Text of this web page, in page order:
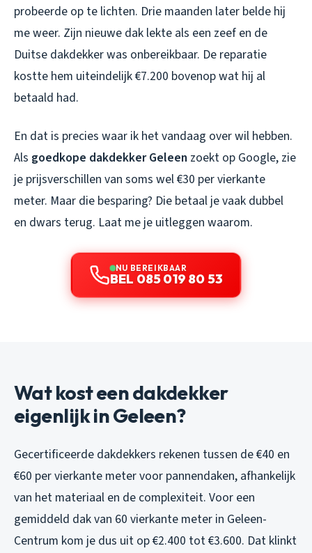
probeerde op te lichten. Drie maanden later belde hij
me weer. Zijn nieuwe dak lekte als een zeef en de
Duitse dakdekker was onbereikbaar. De reparatie
kostte hem uiteindelijk €7.200 bovenop wat hij al
betaald had.
En dat is precies waar ik het vandaag over wil hebben.
Als goedkope dakdekker Geleen zoekt op Google, zie
je prijsverschillen van soms wel €30 per vierkante
meter. Maar die besparing? Die betaal je vaak dubbel
en dwars terug. Laat me je uitleggen waarom.
NU BEREIKBAAR
BEL 085 019 80 53
Wat kost een dakdekker
eigenlijk in Geleen?
Gecertificeerde dakdekkers rekenen tussen de €40 en
€60 per vierkante meter voor pannendaken, afhankelijk
van het materiaal en de complexiteit. Voor een
gemiddeld dak van 60 vierkante meter in Geleen-
Centrum kom je dus uit op €2.400 tot €3.600. Dat klinkt